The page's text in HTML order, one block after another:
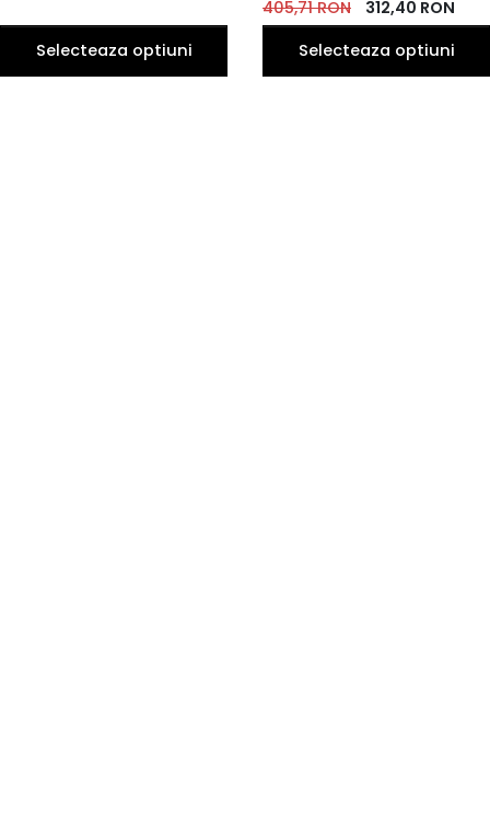
Selecteaza optiuni
EU
405,71RON 312,40 RON
Selecteaza optiuni